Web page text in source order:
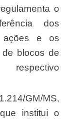
o
dos
ações e os
blocos de
institui o